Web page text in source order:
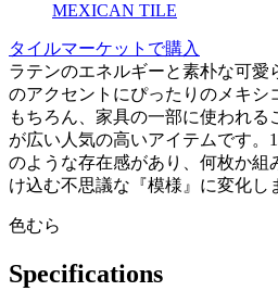
MEXICAN TILE
タイルマーケットで購入
ラテンのエネルギーと素朴な可愛
のアクセントにぴったりのメキシ
もちろん、家具の一部に使われる
が広い人気の高いアイテムです。
のような存在感があり、何枚か組
け込む不思議な『模様』に変化し
色むら
Specifications